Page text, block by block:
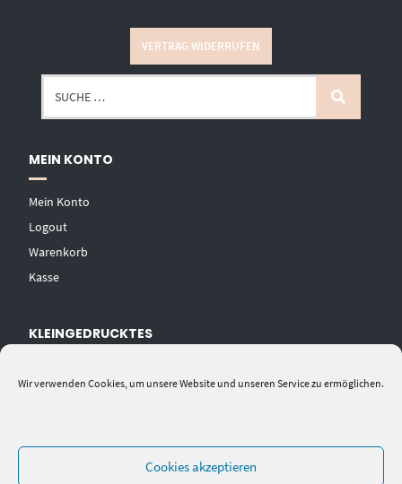
Wir verwenden Cookies, um unsere Website und unseren Service zu ermöglichen.
Cookies akzeptieren
VERTRAG WIDERRUFEN
MEIN KONTO
Mein Konto
Logout
Warenkorb
Kasse
KLEINGEDRUCKTES
Impressum